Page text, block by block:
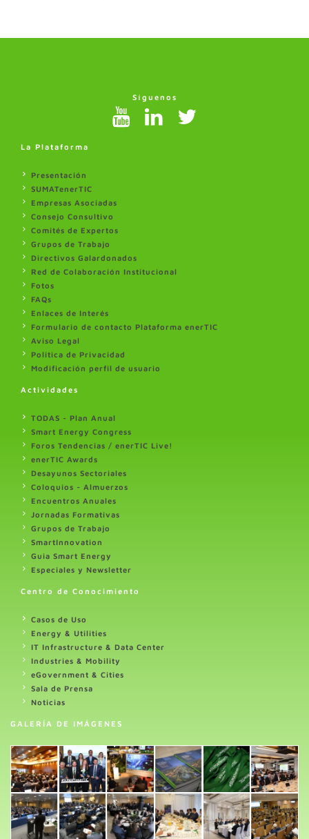
Síguenos
La Plataforma
Presentación
SUMATenerTIC
Empresas Asociadas
Consejo Consultivo
Comités de Expertos
Grupos de Trabajo
Directivos Galardonados
Red de Colaboración Institucional
Fotos
FAQs
Enlaces de Interés
Formulario de contacto Plataforma enerTIC
Aviso Legal
Politica de Privacidad
Modificación perfil de usuario
Actividades
TODAS - Plan Anual
Smart Energy Congress
Foros Tendencias / enerTIC Live!
enerTIC Awards
Desayunos Sectoriales
Coloquios - Almuerzos
Encuentros Anuales
Jornadas Formativas
Grupos de Trabajo
SmartInnovation
Guia Smart Energy
Especiales y Newsletter
Centro de Conocimiento
Casos de Uso
Energy & Utilities
IT Infrastructure & Data Center
Industries & Mobility
eGovernment & Cities
Sala de Prensa
Noticias
GALERÍA DE IMÁGENES